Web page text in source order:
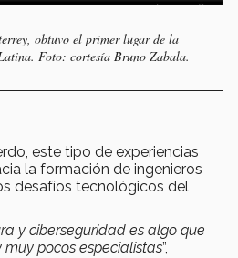
obtuvo el primer lugar de la
Foto: cortesía Bruno Zabala.
este tipo de experiencias
la formación de ingenieros
desafíos tecnológicos del
y ciberseguridad es algo que
pocos especialistas”,